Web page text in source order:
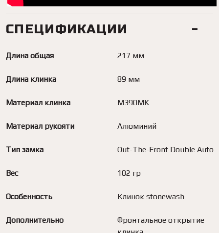
СПЕЦИФИКАЦИИ
Длина общая 217 мм
Длина клинка 89 мм
Материал клинка M390MK
Материал рукояти Алюминий
Тип замка Out-The-Front Double Auto
Вес 102 гр
Особенность Клинок stonewash
Дополнительно
Фронтальное открытие